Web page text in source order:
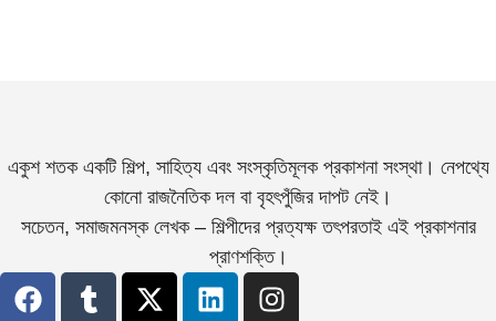
একুশ শতক একটি শিল্প, সাহিত্য এবং সংস্কৃতিমূলক প্রকাশনা সংস্থা। নেপথ্যে
কোনো রাজনৈতিক দল বা বৃহৎপুঁজির দাপট নেই।
সচেতন, সমাজমনস্ক লেখক – শিল্পীদের প্রত্যক্ষ তৎপরতাই এই প্রকাশনার
প্রাণশক্তি।